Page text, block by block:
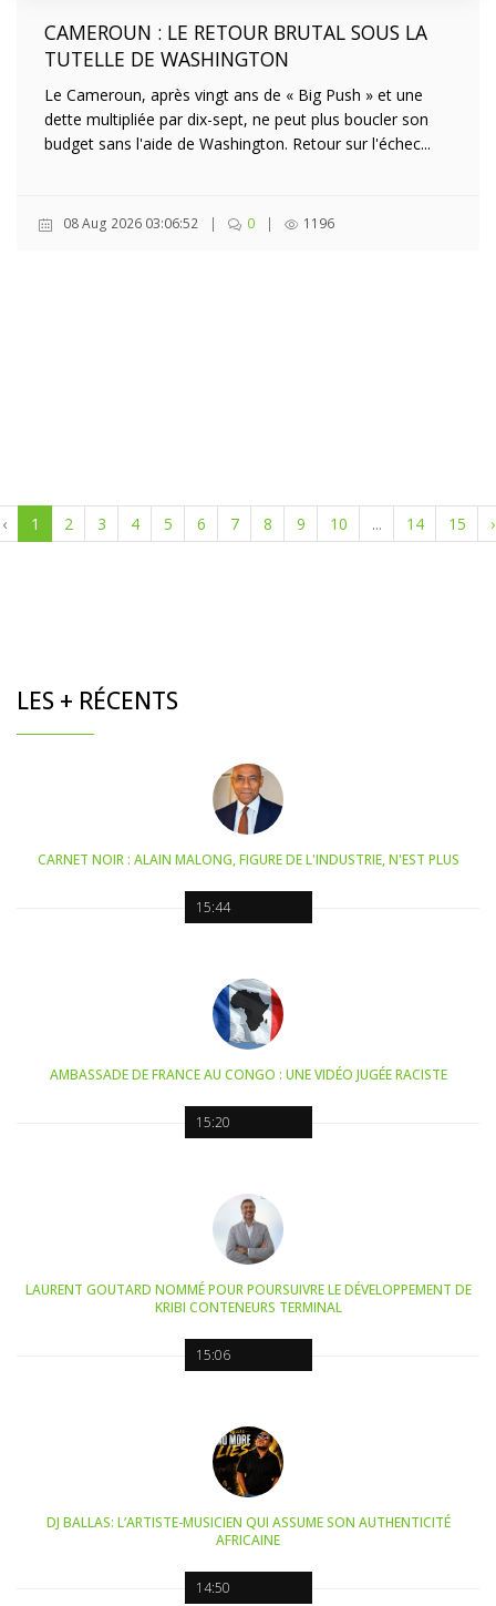
CAMEROUN : LE RETOUR BRUTAL SOUS LA
TUTELLE DE WASHINGTON
Le Cameroun, après vingt ans de « Big Push » et une
dette multipliée par dix-sept, ne peut plus boucler son
budget sans l'aide de Washington. Retour sur l'échec...
08 Aug 2026 03:06:52 | 0 | 1196
‹ 1 2 3 4 5 6 7 8 9 10 ... 14 15 ›
LES + RÉCENTS
15:44
CARNET NOIR : ALAIN MALONG, FIGURE DE L'INDUSTRIE, N'EST PLUS
15:20
AMBASSADE DE FRANCE AU CONGO : UNE VIDÉO JUGÉE RACISTE
15:06
LAURENT GOUTARD NOMMÉ POUR POURSUIVRE LE DÉVELOPPEMENT DE
KRIBI CONTENEURS TERMINAL
14:50
DJ BALLAS: L’ARTISTE-MUSICIEN QUI ASSUME SON AUTHENTICITÉ
AFRICAINE